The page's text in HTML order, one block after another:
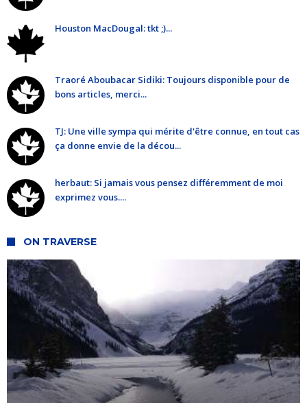
Houston MacDougal: tkt ;)...
Traoré Aboubacar Sidiki: Toujours disponible pour de
bons articles, merci...
TJ: Une ville sympa qui mérite d'être connue, en tout cas
ça donne envie de la décou...
herbaut: Si jamais vous pensez différemment de moi
exprimez vous....
ON TRAVERSE